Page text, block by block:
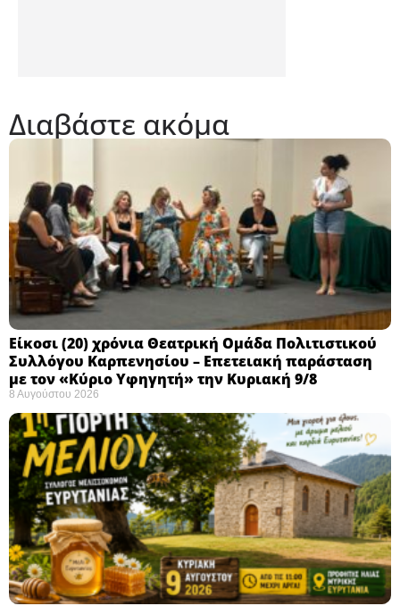
Διαβάστε ακόμα
Eίκοσι (20) χρόνια Θεατρική Ομάδα Πολιτιστικού
Συλλόγου Καρπενησίου – Επετειακή παράσταση
με τον «Κύριο Υφηγητή» την Κυριακή 9/8
8 Αυγούστου 2026